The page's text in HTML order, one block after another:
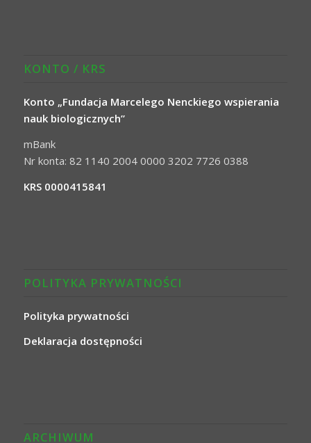
KONTO / KRS
Konto „Fundacja Marcelego Nenckiego wspierania
nauk biologicznych”
mBank
Nr konta: 82 1140 2004 0000 3202 7726 0388
KRS 0000415841
POLITYKA PRYWATNOŚCI
Polityka prywatności
Deklaracja dostępności
ARCHIWUM